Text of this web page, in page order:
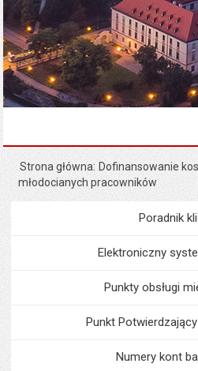
Strona główna Dofinansowanie
młodocianych pracowników
Poradnik
Elektroniczny
Punkty obsługi
Punkt
Numery kont